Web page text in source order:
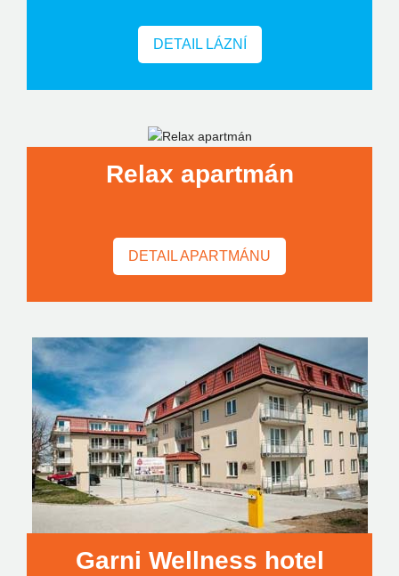
DETAIL LÁZNÍ
Relax apartmán
DETAIL APARTMÁNU
Garni Wellness hotel